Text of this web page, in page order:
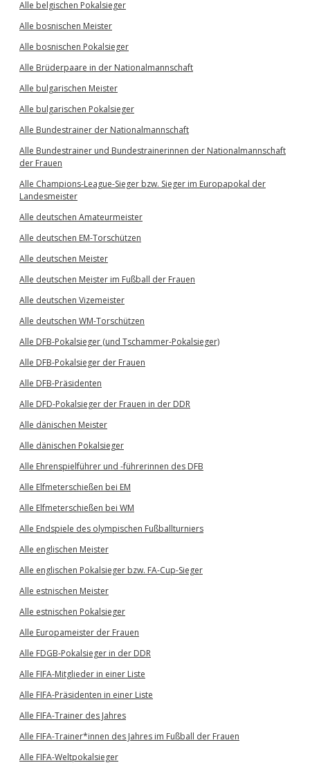
Alle belgischen Pokalsieger
Alle bosnischen Meister
Alle bosnischen Pokalsieger
Alle Brüderpaare in der Nationalmannschaft
Alle bulgarischen Meister
Alle bulgarischen Pokalsieger
Alle Bundestrainer der Nationalmannschaft
Alle Bundestrainer und Bundestrainerinnen der Nationalmannschaft
der Frauen
Alle Champions-League-Sieger bzw. Sieger im Europapokal der
Landesmeister
Alle deutschen Amateurmeister
Alle deutschen EM-Torschützen
Alle deutschen Meister
Alle deutschen Meister im Fußball der Frauen
Alle deutschen Vizemeister
Alle deutschen WM-Torschützen
Alle DFB-Pokalsieger (und Tschammer-Pokalsieger)
Alle DFB-Pokalsieger der Frauen
Alle DFB-Präsidenten
Alle DFD-Pokalsieger der Frauen in der DDR
Alle dänischen Meister
Alle dänischen Pokalsieger
Alle Ehrenspielführer und -führerinnen des DFB
Alle Elfmeterschießen bei EM
Alle Elfmeterschießen bei WM
Alle Endspiele des olympischen Fußballturniers
Alle englischen Meister
Alle englischen Pokalsieger bzw. FA-Cup-Sieger
Alle estnischen Meister
Alle estnischen Pokalsieger
Alle Europameister der Frauen
Alle FDGB-Pokalsieger in der DDR
Alle FIFA-Mitglieder in einer Liste
Alle FIFA-Präsidenten in einer Liste
Alle FIFA-Trainer des Jahres
Alle FIFA-Trainer*innen des Jahres im Fußball der Frauen
Alle FIFA-Weltpokalsieger